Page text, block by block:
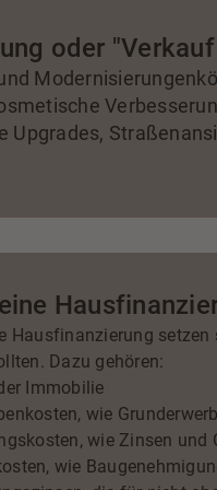
oder
Upgrades,
In allen
Hausfinanzierung
Dazu gehören:
Immobilie
wie
wie Zinsen und
wie